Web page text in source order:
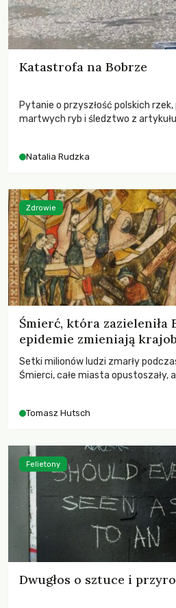
Katastrofa na Bobrze
Pytanie o przyszłość polskich
martwych ryb i śledztwo z
zdarzeń prowadzących do
Natalia Rudzka
Śmierć, która zazieleniła
epidemie zmieniają
Setki milionów ludzi zmarły
Śmierci, całe miasta opustoszały,
największych katastrof w swoich
Tomasz Hutsch
Zdrowie
Dwugłos o sztuce i
Felietony